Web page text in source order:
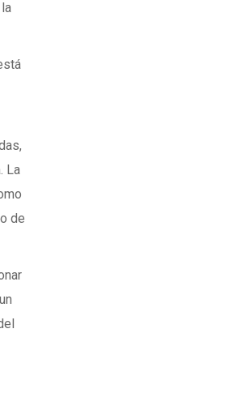
La
de